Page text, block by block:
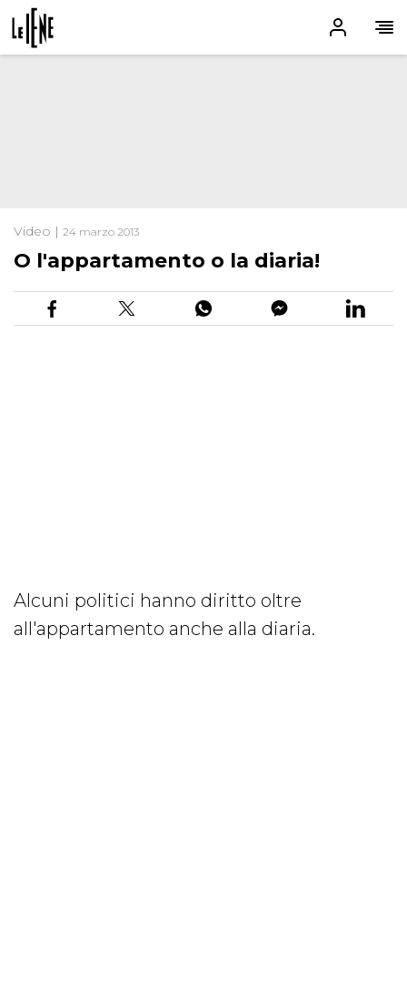
Video | 24 marzo 2013
O l'appartamento o la diaria!
Alcuni politici hanno diritto oltre
all'appartamento anche alla diaria.